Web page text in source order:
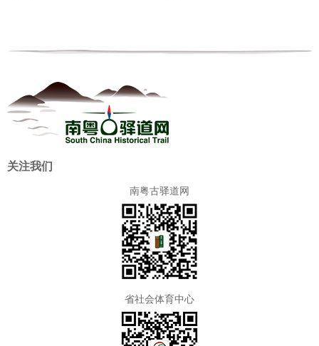
关注我们
南粤古驿道网
省社会体育中心